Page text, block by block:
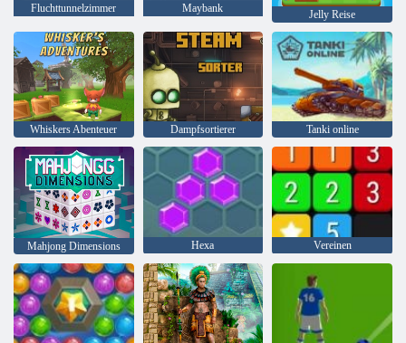
Fluchttunnelzimmer Maybank Jelly Reise
Whiskers Abenteuer Dampfsortierer Tanki online
Mahjong Dimensions Hexa Vereinen